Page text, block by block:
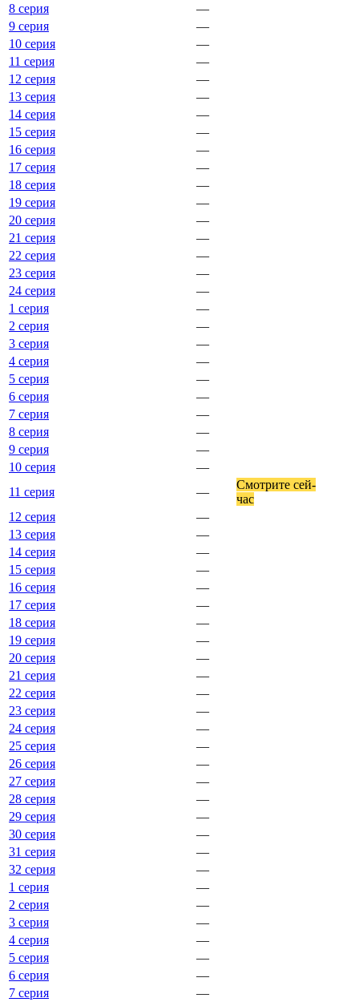
8 серия
—
9 серия
—
10 серия
—
11 серия
—
12 серия
—
13 серия
—
14 серия
—
15 серия
—
16 серия
—
17 серия
—
18 серия
—
19 серия
—
20 серия
—
21 серия
—
22 серия
—
23 серия
—
24 серия
—
1 серия
—
2 серия
—
3 серия
—
4 серия
—
5 серия
—
6 серия
—
7 серия
—
8 серия
—
9 серия
—
10 серия
—
11 серия
—
Смот­ри­те сей­
час
12 серия
—
13 серия
—
14 серия
—
15 серия
—
16 серия
—
17 серия
—
18 серия
—
19 серия
—
20 серия
—
21 серия
—
22 серия
—
23 серия
—
24 серия
—
25 серия
—
26 серия
—
27 серия
—
28 серия
—
29 серия
—
30 серия
—
31 серия
—
32 серия
—
1 серия
—
2 серия
—
3 серия
—
4 серия
—
5 серия
—
6 серия
—
7 серия
—